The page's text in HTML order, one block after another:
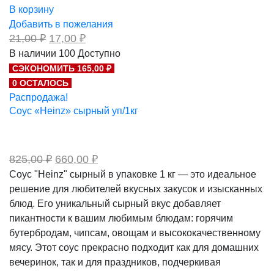
В корзину
Добавить в пожелания
21,00₽ Первоначальная
цена
составляла
21,00 ₽.
17,00 ₽Текущая
17,00 ₽.
В наличии 100 Доступно
СЭКОНОМИТЬ 165,00 ₽
0 ОСТАЛОСЬ
Распродажа!
Соус «Heinz» сырный уп/1кг
825,00₽ Первоначальная
цена
составляла
825,00 ₽.
660,00 ₽Текущая
цена:
660,00 ₽.
Соус "Heinz" сырный в упаковке 1 кг — это идеальное
решение для любителей вкусных закусок и изысканных
блюд. Его уникальный сырный вкус добавляет
пикантности к вашим любимым блюдам: горячим
бутербродам, чипсам, овощам и высококачественному
мясу. Этот соус прекрасно подходит как для домашних
вечеринок, так и для праздников, подчеркивая